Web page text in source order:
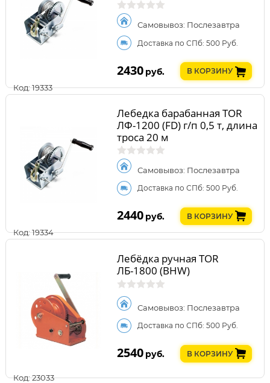
Код: 19333
Самовывоз: Послезавтра
Доставка по СПб: 500 Руб.
2430 руб. В КОРЗИНУ
Код: 19334
Лебедка барабанная TOR
ЛФ-1200 (FD) г/п 0,5 т, длина
троса 20 м
Самовывоз: Послезавтра
Доставка по СПб: 500 Руб.
2440 руб. В КОРЗИНУ
Код: 23033
Лебёдка ручная TOR
ЛБ-1800 (BHW)
Самовывоз: Послезавтра
Доставка по СПб: 500 Руб.
2540 руб. В КОРЗИНУ